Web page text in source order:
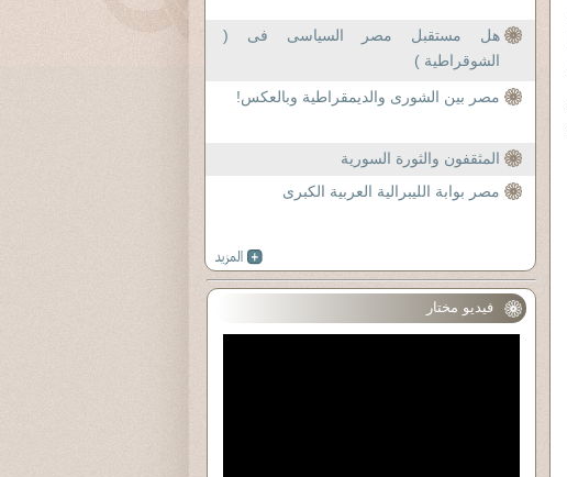
هل مستقبل مصر السياسى فى (
الشوقراطية )
مصر بين الشورى والديمقراطية وبالعكس!
المثقفون والثورة السورية
مصر بوابة الليبرالية العربية الكبرى
فيديو مختار